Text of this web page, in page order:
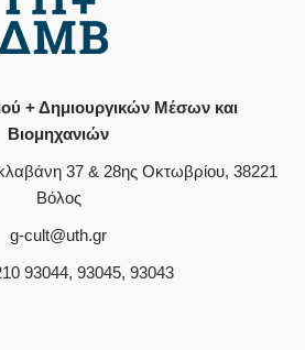
+ Δημιουργικών Μέσων και
Βιομηχανιών
37 & 28ης Οκτωβρίου, 38221
Βόλος
g-cult@uth.gr
93044, 93045, 93043